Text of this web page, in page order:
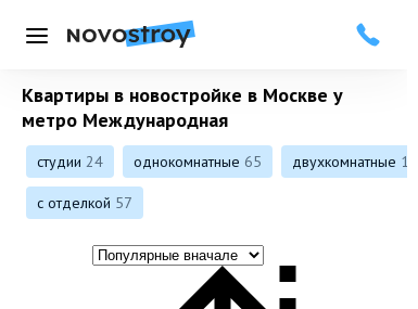
Меню
Квартиры в новостройке в Москве у
метро Международная
студии 24 однокомнатные 65 двухкомнатные 111
с отделкой 57